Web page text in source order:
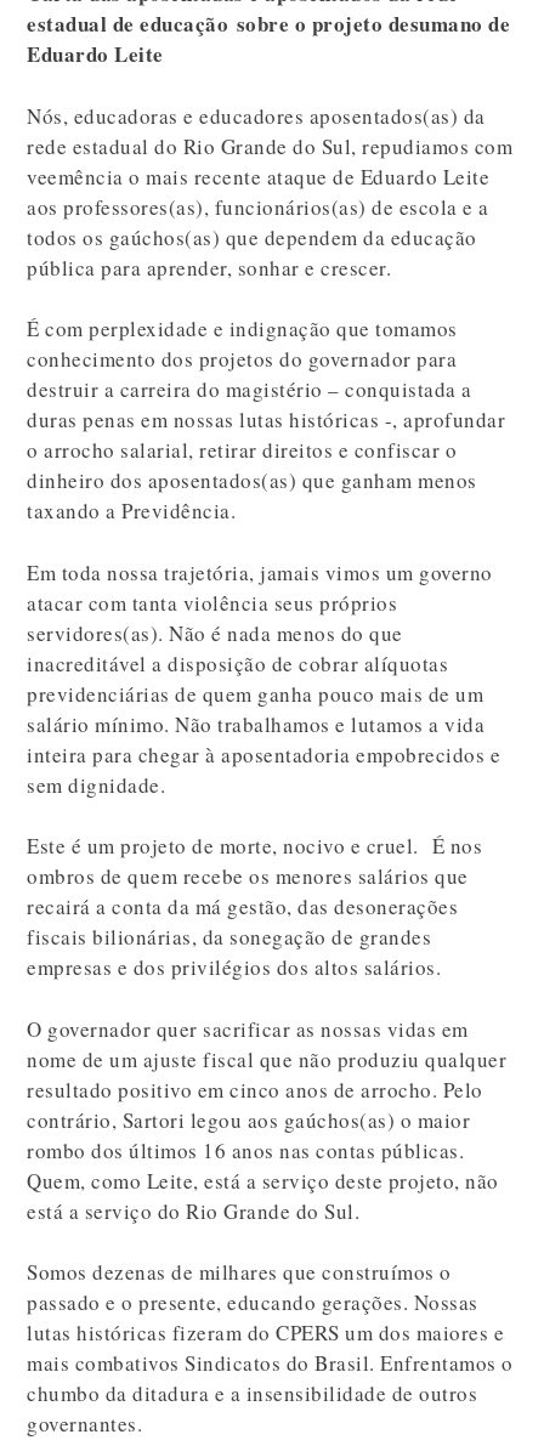
estadual de educação sobre o projeto desumano de
Eduardo Leite
Nós, educadoras e educadores aposentados(as) da
rede estadual do Rio Grande do Sul, repudiamos com
veemência o mais recente ataque de Eduardo Leite
aos professores(as), funcionários(as) de escola e a
todos os gaúchos(as) que dependem da educação
pública para aprender, sonhar e crescer.
É com perplexidade e indignação que tomamos
conhecimento dos projetos do governador para
destruir a carreira do magistério – conquistada a
duras penas em nossas lutas históricas -, aprofundar
o arrocho salarial, retirar direitos e confiscar o
dinheiro dos aposentados(as) que ganham menos
taxando a Previdência.
Em toda nossa trajetória, jamais vimos um governo
atacar com tanta violência seus próprios
servidores(as). Não é nada menos do que
inacreditável a disposição de cobrar alíquotas
previdenciárias de quem ganha pouco mais de um
salário mínimo. Não trabalhamos e lutamos a vida
inteira para chegar à aposentadoria empobrecidos e
sem dignidade.
Este é um projeto de morte, nocivo e cruel. É nos
ombros de quem recebe os menores salários que
recairá a conta da má gestão, das desonerações
fiscais bilionárias, da sonegação de grandes
empresas e dos privilégios dos altos salários.
O governador quer sacrificar as nossas vidas em
nome de um ajuste fiscal que não produziu qualquer
resultado positivo em cinco anos de arrocho. Pelo
contrário, Sartori legou aos gaúchos(as) o maior
rombo dos últimos 16 anos nas contas públicas.
Quem, como Leite, está a serviço deste projeto, não
está a serviço do Rio Grande do Sul.
Somos dezenas de milhares que construímos o
passado e o presente, educando gerações. Nossas
lutas históricas fizeram do CPERS um dos maiores e
mais combativos Sindicatos do Brasil. Enfrentamos o
chumbo da ditadura e a insensibilidade de outros
governantes.